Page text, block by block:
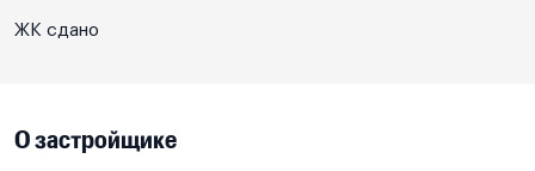
ЖК сдано
О застройщике